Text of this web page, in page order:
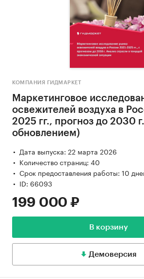
КОМПАНИЯ ГИДМАРКЕТ
Маркетинговое
освежителей воздуха в
2025 гг., прогноз до 2030
обновлением)
Дата выпуска: 22 марта 2026
Количество страниц: 40
Срок предоставления работы: 10
ID: 66093
199 000 ₽
В корзину
Демоверсия